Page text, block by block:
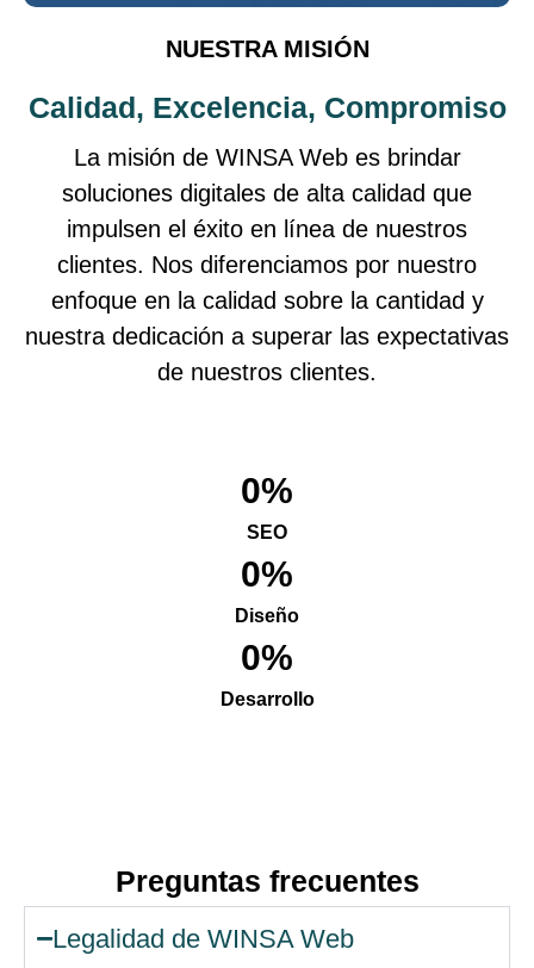
NUESTRA MISIÓN
Calidad, Excelencia, Compromiso
La misión de WINSA Web es brindar
soluciones digitales de alta calidad que
impulsen el éxito en línea de nuestros
clientes. Nos diferenciamos por nuestro
enfoque en la calidad sobre la cantidad y
nuestra dedicación a superar las expectativas
de nuestros clientes.
SEO
0%
Diseño
0%
Desarrollo
0%
Preguntas frecuentes
Legalidad de WINSA Web